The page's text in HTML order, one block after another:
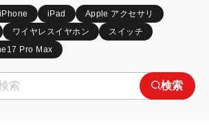
iPhone iPad
Apple アクセサリ
ワイヤレスイヤホン
スイッチ
Pro Max
検索